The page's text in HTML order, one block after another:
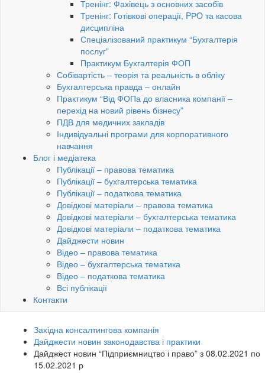
Тренінг: Фахівець з основних засобів
Тренінг: Готівкові операції, PРO та касова
дисципліна
Спеціалізований практикум “Бухгалтерія
послуг”
Практикум Бухгалтерія ФОП
Собівартість – теорія та реальність в обліку
Бухгалтерська правда – онлайн
Практикум “Від ФОПа до власника компанії –
перехід на новий рівень бізнесу”
ПДВ для медичних закладів
Індивідуальні програми для корпоративного
навчання
Блог і медіатека
Публікації – правова тематика
Публікації – бухгалтерська тематика
Публікації – податкова тематика
Довідкові матеріали – правова тематика
Довідкові матеріали – бухгалтерська тематика
Довідкові матеріали – податкова тематика
Дайджести новин
Відео – правова тематика
Відео – бухгалтерська тематика
Відео – податкова тематика
Всі публікації
Контакти
Західна консалтингова компанія
Дайджести новин законодавства і практики
Дайджест новин “Підприємництво і право” з 08.02.2021 по
15.02.2021 р